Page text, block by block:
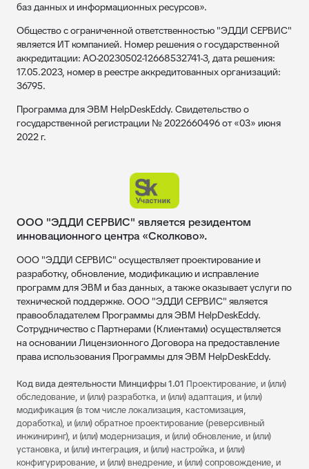
баз данных и информационных ресурсов».
Общество с ограниченной ответственностью "ЭДДИ СЕРВИС"
является ИТ компанией. Номер решения о государственной
аккредитации: АО-20230502-12668532741-3, дата решения:
17.05.2023, номер в реестре аккредитованных организаций:
36795.
Программа для ЭВМ HelpDeskEddy. Свидетельство о
государственной регистрации № 2022660496 от «03» июня
2022 г.
ООО "ЭДДИ СЕРВИС" является резидентом
инновационного центра «Сколково».
ООО "ЭДДИ СЕРВИС" осуществляет проектирование и
разработку, обновление, модификацию и исправление
программ для ЭВМ и баз данных, а также оказывает услуги по
технической поддержке. ООО "ЭДДИ СЕРВИС" является
правообладателем Программы для ЭВМ HelpDeskEddy.
Сотрудничество с Партнерами (Клиентами) осуществляется
на основании Лицензионного Договора на предоставление
права использования Программы для ЭВМ HelpDeskEddy.
Код вида деятельности Минцифры 1.01 Проектирование, и (или)
обследование, и (или) разработка, и (или) адаптация, и (или)
модификация (в том числе локализация, кастомизация,
доработка), и (или) обратное проектирование (реверсивный
инжиниринг), и (или) модернизация, и (или) обновление, и (или)
установка, и (или) интеграция, и (или) настройка, и (или)
конфигурирование, и (или) внедрение, и (или) сопровождение, и